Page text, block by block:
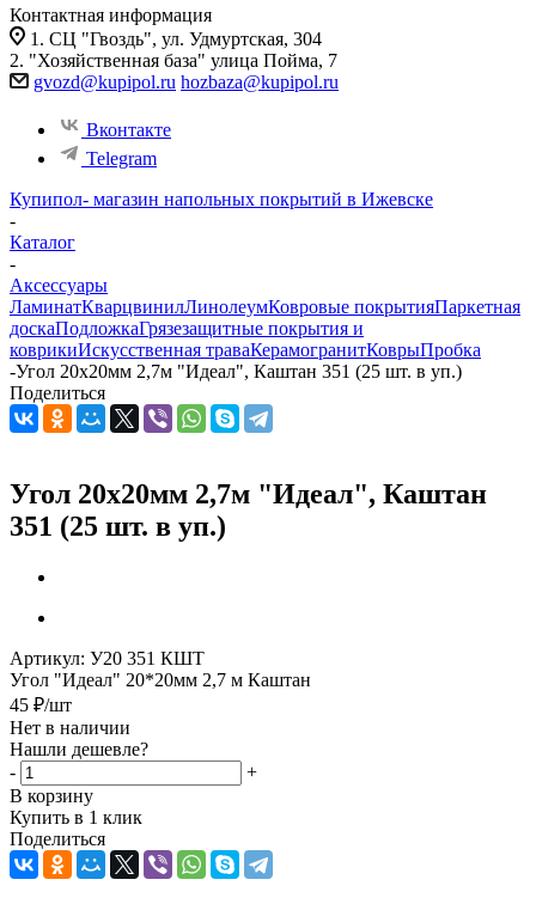
Контактная информация
1. СЦ "Гвоздь", ул. Удмуртская, 304
2. "Хозяйственная база" улица Пойма, 7
gvozd@kupipol.ru hozbaza@kupipol.ru
Вконтакте
Telegram
Купипол- магазин напольных покрытий в Ижевске
-
Каталог
-
Аксессуары
ЛаминатКварцвинилЛинолеумКовровые покрытияПаркетная
доскаПодложкаГрязезащитные покрытия и
коврикиИскусственная траваКерамогранитКоврыПробка
-Угол 20х20мм 2,7м "Идеал", Каштан 351 (25 шт. в уп.)
Поделиться
Угол 20х20мм 2,7м "Идеал", Каштан
351 (25 шт. в уп.)
Артикул: У20 351 КШТ
Угол "Идеал" 20*20мм 2,7 м Каштан
45 ₽/шт
Нет в наличии
Нашли дешевле?
-
+
В корзину
Купить в 1 клик
Поделиться